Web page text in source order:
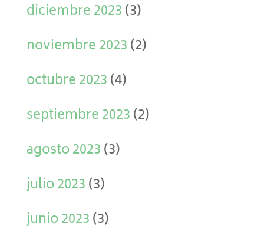
diciembre 2023(3)
noviembre 2023(2)
octubre 2023(4)
septiembre 2023(2)
agosto 2023(3)
julio 2023(3)
junio 2023(3)